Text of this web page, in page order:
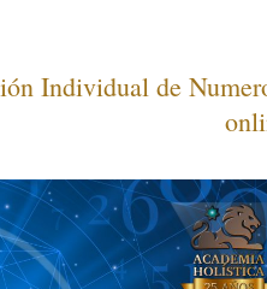
Individual de